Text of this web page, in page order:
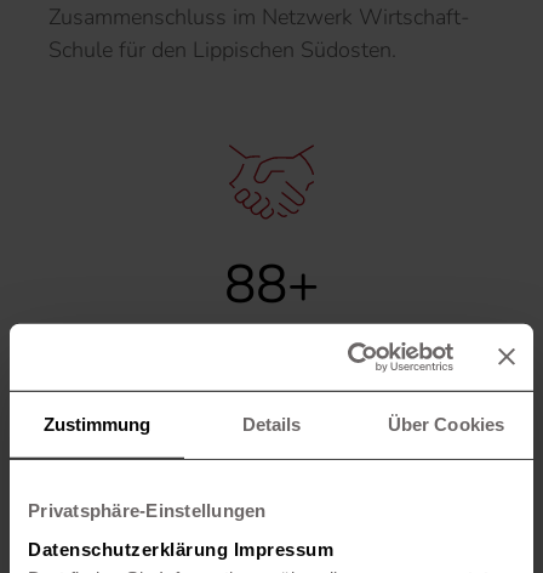
Zustimmung Details Über Cookies
Privatsphäre-Einstellungen
Datenschutzerklärung Impressum
Zusammenschluss im Netzwerk Wirtschaft-
Schule für den Lippischen Südosten.
94+